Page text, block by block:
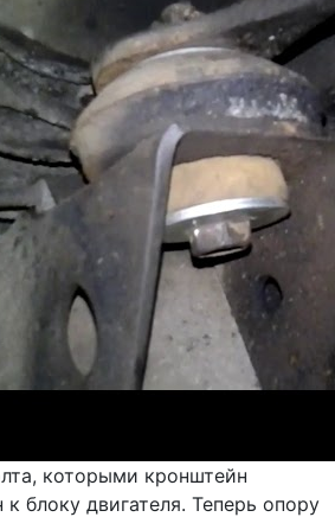
которыми кронштейн
блоку двигателя. Теперь опору